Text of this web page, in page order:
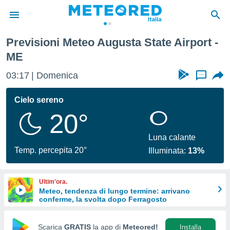
di
per
di
Web
le
Previsioni Meteo Augusta State Airport -
ME
03:17 Domenica ...
Cielo sereno
20°
Temp. percepita 20°
Luna calante
Illuminata: 13%
Ultim'ora.
Meteo, tendenza di lungo termine: arrivano
conferme, la svolta dopo Ferragosto
Scarica GRATIS la app di Meteored! Installa